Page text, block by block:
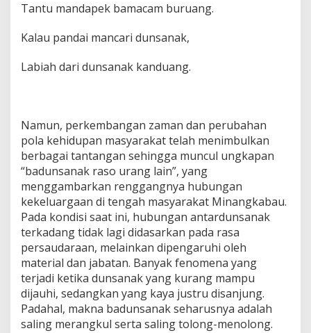
Tantu mandapek bamacam buruang.
Kalau pandai mancari dunsanak,
Labiah dari dunsanak kanduang.
Namun, perkembangan zaman dan perubahan
pola kehidupan masyarakat telah menimbulkan
berbagai tantangan sehingga muncul ungkapan
“badunsanak raso urang lain”, yang
menggambarkan renggangnya hubungan
kekeluargaan di tengah masyarakat Minangkabau.
Pada kondisi saat ini, hubungan antardunsanak
terkadang tidak lagi didasarkan pada rasa
persaudaraan, melainkan dipengaruhi oleh
material dan jabatan. Banyak fenomena yang
terjadi ketika dunsanak yang kurang mampu
dijauhi, sedangkan yang kaya justru disanjung.
Padahal, makna badunsanak seharusnya adalah
saling merangkul serta saling tolong-menolong.